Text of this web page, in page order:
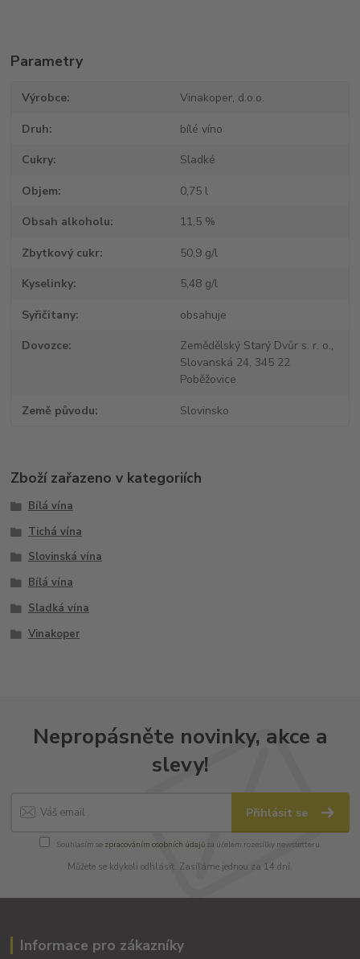
Parametry
Výrobce Vinakoper, d.o.o.
Druh bílé víno
Cukry Sladké
Objem 0,75 l
Obsah alkoholu 11,5 %
Zbytkový cukr 50,9 g/l
Kyselinky 5,48 g/l
Syřičitany obsahuje
Dovozce
Zemědělský Starý Dvůr s. r. o.,
Slovanská 24, 345 22
Poběžovice
Země původu Slovinsko
Zboží zařazeno v kategoriích
Bílá vína
Tichá vína
Slovinská vína
Bílá vína
Sladká vína
Vinakoper
Nepropásněte novinky, akce a
slevy!
Přihlásit se
Souhlasím se zpracováním osobních údajůza účelem rozesílky newsletteru.
Můžete se kdykoli odhlásit. Zasíláme jednou za 14 dní.
Informace pro zákazníky